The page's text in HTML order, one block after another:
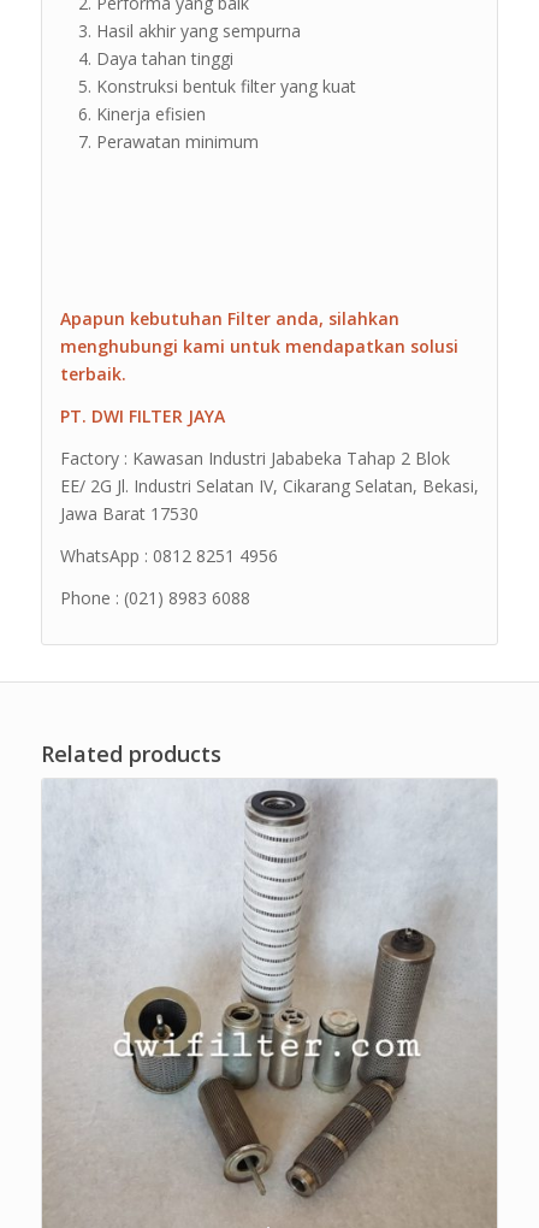
Hasil akhir yang sempurna
Daya tahan tinggi
Konstruksi bentuk filter yang kuat
Kinerja efisien
Perawatan minimum
Apapun kebutuhan Filter anda, silahkan
menghubungi kami untuk mendapatkan solusi
terbaik.
PT. DWI FILTER JAYA
Factory : Kawasan Industri Jababeka Tahap 2 Blok
EE/ 2G Jl. Industri Selatan IV, Cikarang Selatan, Bekasi,
Jawa Barat 17530
WhatsApp : 0812 8251 4956
Phone : (021) 8983 6088
Related products